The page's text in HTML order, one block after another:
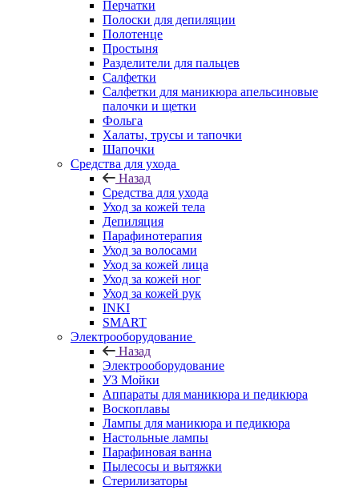
Перчатки
Полоски для депиляции
Полотенце
Простыня
Разделители для пальцев
Салфетки
Салфетки для маникюра апельсиновые
палочки и щетки
Фольга
Халаты, трусы и тапочки
Шапочки
Средства для ухода
Назад
Средства для ухода
Уход за кожей тела
Депиляция
Парафинотерапия
Уход за волосами
Уход за кожей лица
Уход за кожей ног
Уход за кожей рук
INKI
SMART
Электрооборудование
Назад
Электрооборудование
УЗ Мойки
Аппараты для маникюра и педикюра
Воскоплавы
Лампы для маникюра и педикюра
Настольные лампы
Парафиновая ванна
Пылесосы и вытяжки
Стерилизаторы